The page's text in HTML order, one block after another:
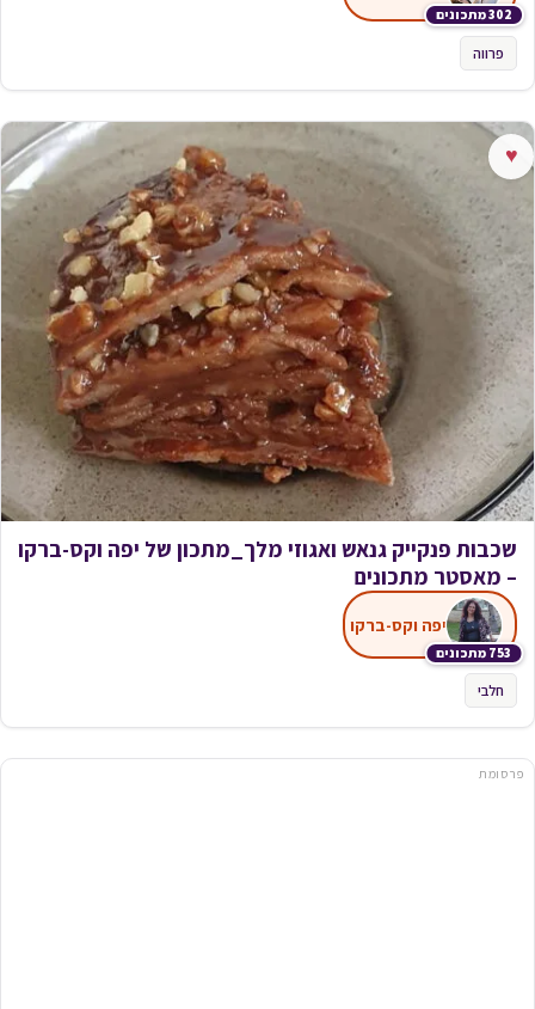
302 מתכונים
פרווה
♥
שכבות פנקייק גנאש ואגוזי מלך_מתכון של יפה וקס-ברקו
– מאסטר מתכונים
753 מתכונים
יפה וקס-ברקו
חלבי
פרסומת